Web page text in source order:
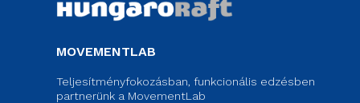
MOVEMENTLAB
Teljesítményfokozásban, funkcionális edzésben
partnerünk a MovementLab